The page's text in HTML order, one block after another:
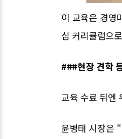
이 교육은 경영
심 커리큘럼으
###현장 견학
교육 수료 뒤엔
윤병태 시장은